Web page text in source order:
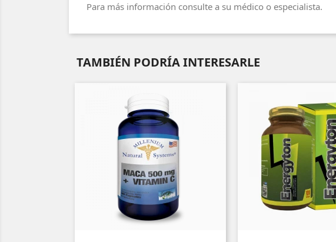
Para más información consulte a su médico o especialista.
TAMBIÉN PODRÍA INTERESARLE